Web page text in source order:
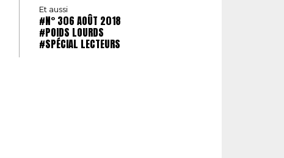
Et aussi
#N° 306 AOÛT 2018
#POIDS LOURDS
#SPÉCIAL LECTEURS